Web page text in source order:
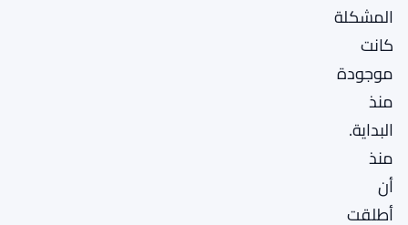
المشكلة
كانت
موجودة
منذ
البداية.
منذ
أن
أطلقت